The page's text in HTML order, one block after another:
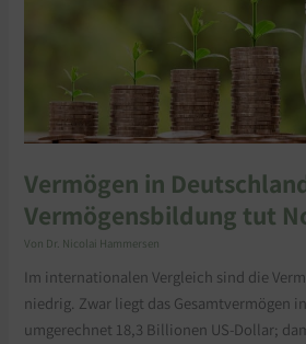
Vermögen in
Vermögensbildung tut
Von Dr. Nicolai Hammersen
Im internationalen Vergleich sind die
niedrig. Zwar liegt das Gesamtvermögen
umgerechnet 18,3 Billionen US-Dollar;